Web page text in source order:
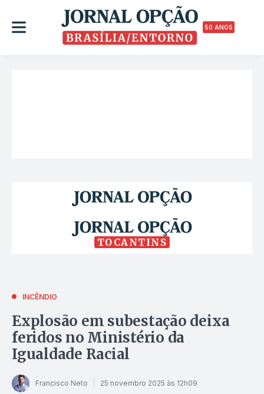
50 ANOS
TOCANTINS
INCÊNDIO
Explosão em subestação deixa
feridos no Ministério da
Igualdade Racial
Francisco Neto 25 novembro 2025 às 12h09